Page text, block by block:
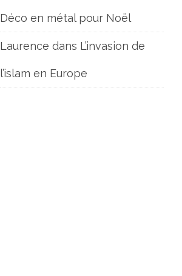
Déco en métal pour Noël
Laurence dans L’invasion de
l’islam en Europe